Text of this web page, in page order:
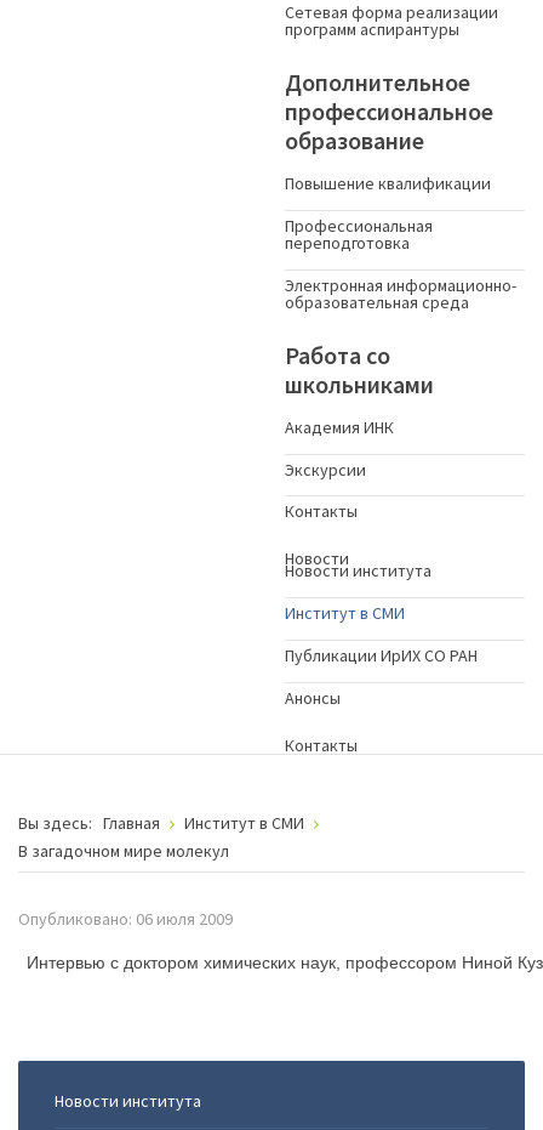
Сетевая форма реализации
программ аспирантуры
Дополнительное
профессиональное
образование
Повышение квалификации
Профессиональная
переподготовка
Электронная информационно-
образовательная среда
Работа со
школьниками
Академия ИНК
Экскурсии
Контакты
Новости
Новости института
Институт в СМИ
Публикации ИрИХ СО РАН
Анонсы
Контакты
Вы здесь: Главная
Институт в СМИ
В загадочном мире молекул
Опубликовано: 06 июля 2009
Интервью с доктором химических наук, профессором Ниной
Новости института